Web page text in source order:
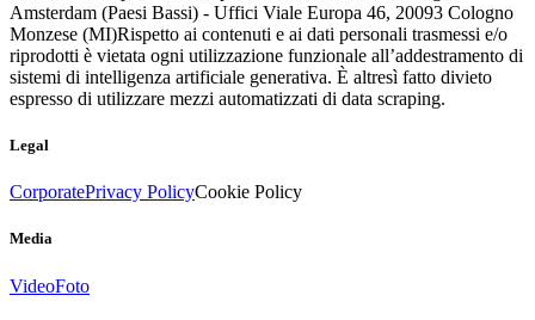
Amsterdam (Paesi Bassi) - Uffici Viale Europa 46, 20093 Cologno
Monzese (MI)Rispetto ai contenuti e ai dati personali trasmessi e/o
riprodotti è vietata ogni utilizzazione funzionale all’addestramento di
sistemi di intelligenza artificiale generativa. È altresì fatto divieto
espresso di utilizzare mezzi automatizzati di data scraping.
Legal
CorporatePrivacy PolicyCookie Policy
Media
VideoFoto